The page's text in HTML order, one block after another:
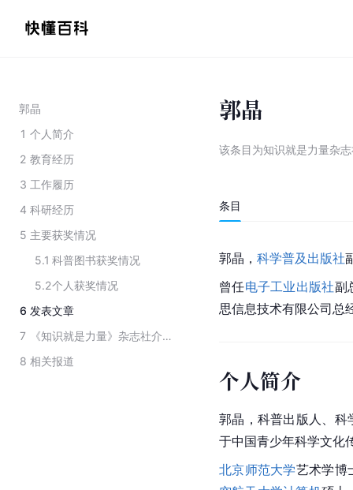
郭晶
1 个人简介
2 教育经历
3 工作履历
4 科研经历
5 主要获奖情况
5.1 科普图书获奖情况
5.2个人获奖情况
6 发表文章
7
《知识就是力量》杂志社介绍
8 相关报道
郭晶
该条目为知识就是力量杂
条目
郭晶， 科学普及出版社
曾任电子工业出版社副
思信息技术有限公司总
个人简介
郭晶，科普出版人、科
于中国青少年科学文化
北京师范大学艺术学博